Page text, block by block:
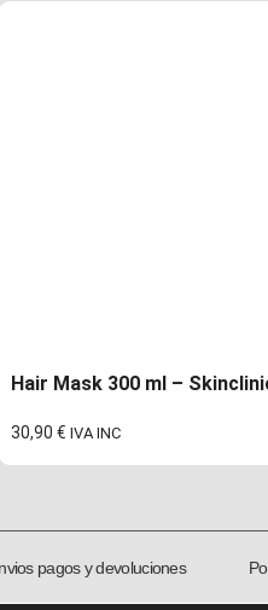
Hair Mask 300 ml –
30,90 € IVA INC
pagos y devoluciones